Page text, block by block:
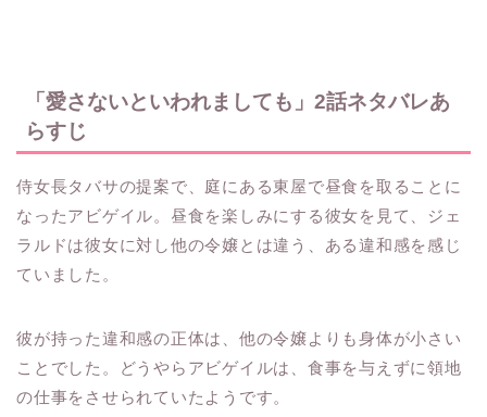
「愛さないといわれましても」2話ネタバレあ
らすじ
侍女長タバサの提案で、庭にある東屋で昼食を取ることに
なったアビゲイル。昼食を楽しみにする彼女を見て、ジェ
ラルドは彼女に対し他の令嬢とは違う、ある違和感を感じ
ていました。
彼が持った違和感の正体は、他の令嬢よりも身体が小さい
ことでした。どうやらアビゲイルは、食事を与えずに領地
の仕事をさせられていたようです。